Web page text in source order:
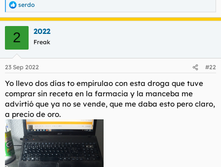
R
e
a
e
:
serdo
2 2022
Freak
23 Sep 2022 #22
Yo llevo dos días to empirulao con esta droga que tuve
comprar sin receta en la farmacia y la manceba me
advirtió que ya no se vende, que me daba esto pero claro,
a precio de oro.